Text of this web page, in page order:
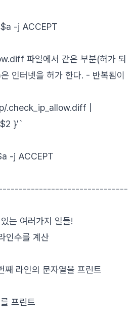
-j ACCEPT
파일에서 같은 부분(허가 되
인터넷을 허가 한다. - 반복됨이
|
}'`
-j ACCEPT
는 여러가지 일들!
인수를 계산
째 라인의 문자열을 프린트
프린트